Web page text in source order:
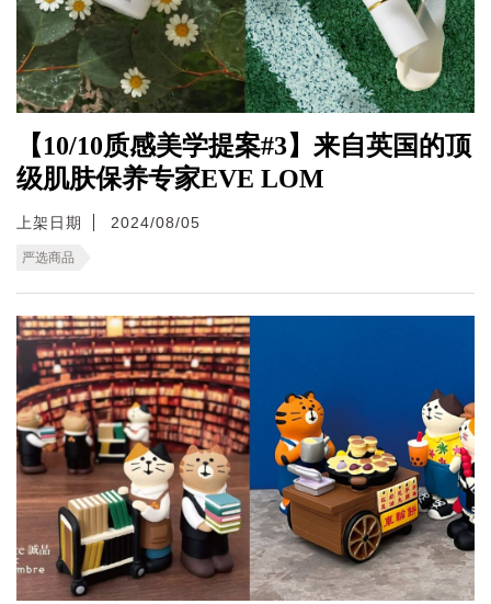
【10/10质感美学提案#3】来自英国的顶
级肌肤保养专家EVE LOM
上架日期 2024/08/05
严选商品